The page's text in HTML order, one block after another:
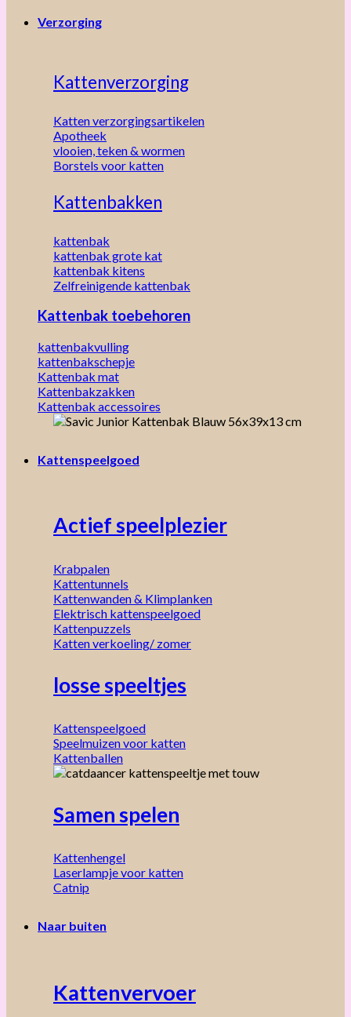
Verzorging
Kattenverzorging
Katten verzorgingsartikelen
Apotheek
vlooien, teken & wormen
Borstels voor katten
Kattenbakken
kattenbak
kattenbak grote kat
kattenbak kitens
Zelfreinigende kattenbak
Kattenbak toebehoren
kattenbakvulling
kattenbakschepje
Kattenbak mat
Kattenbakzakken
Kattenbak accessoires
Kattenspeelgoed
Actief speelplezier
Krabpalen
Kattentunnels
Kattenwanden & Klimplanken
Elektrisch kattenspeelgoed
Kattenpuzzels
Katten verkoeling/ zomer
losse speeltjes
Kattenspeelgoed
Speelmuizen voor katten
Kattenballen
Samen spelen
Kattenhengel
Laserlampje voor katten
Catnip
Naar buiten
Kattenvervoer